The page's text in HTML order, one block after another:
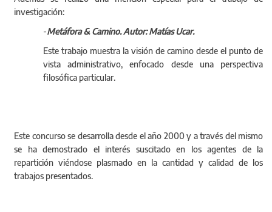
Además se realizó una mención especial para el trabajo de
Metáfora & Camino. Autor: Matías Ucar.
Este trabajo muestra la visión de camino desde el punto de
Este concurso se desarrolla desde el año 2000 y a través del mismo
se ha demostrado el interés suscitado en los agentes de la